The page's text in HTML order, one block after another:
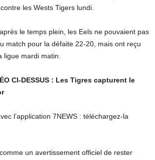
les Wests Tigers lundi.
le temps plein, les Eels ne pouvaient pas
match pour la défaite 22-20, mais ont reçu
ligue mardi matin.
CI-DESSUS : Les Tigres capturent le
l’application 7NEWS : téléchargez-la
un avertissement officiel de rester